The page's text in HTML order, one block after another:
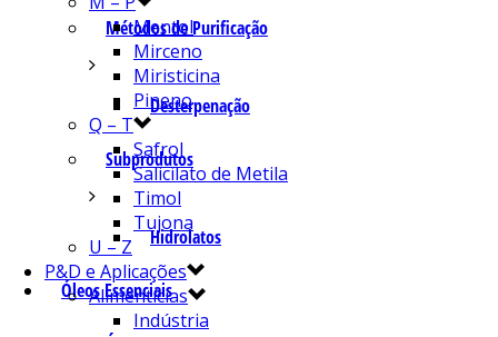
Métodos de Purificação
Desterpenação
Subprodutos
Hidrolatos
Óleos Essenciais
Mentol
Mirceno
Miristicina
Pineno
Q – T
Safrol
Salicilato de Metila
Timol
Tujona
U – Z
P&D e Aplicações
Alimentícias
Indústria